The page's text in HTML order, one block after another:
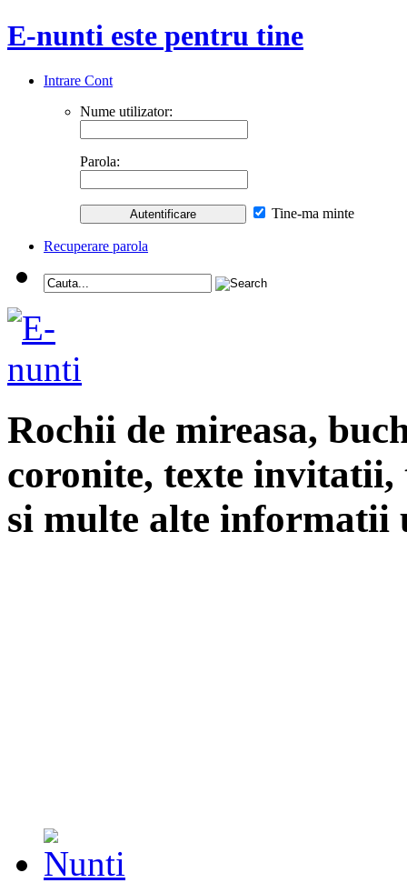
E-nunti este pentru tine
Intrare Cont
Nume utilizator:
Parola:
Tine-ma minte
Recuperare parola
Rochii de mireasa,
coronite, texte
si multe alte informatii